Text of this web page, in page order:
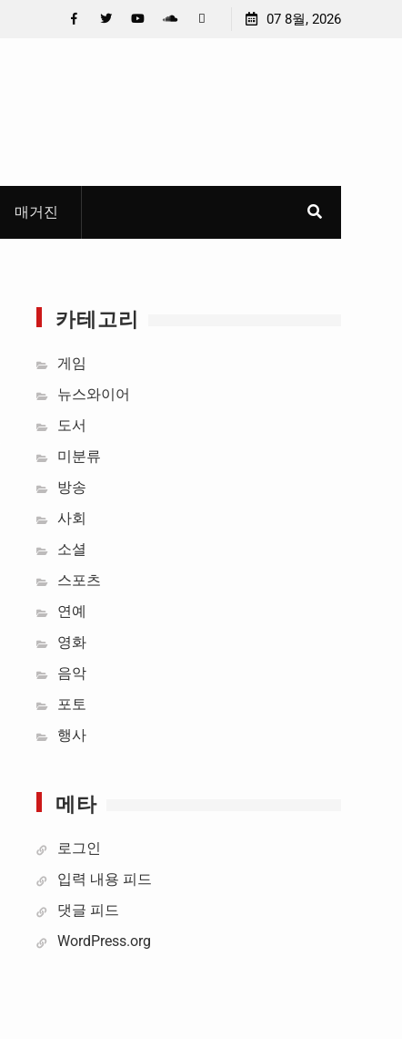
충청 청소년이 만든 U대회 홍보 영상…최종 6편 선정
07 8월, 2026
매거진
카테고리
게임
뉴스와이어
도서
미분류
방송
사회
소셜
스포츠
연예
영화
음악
포토
행사
메타
로그인
입력 내용 피드
댓글 피드
WordPress.org